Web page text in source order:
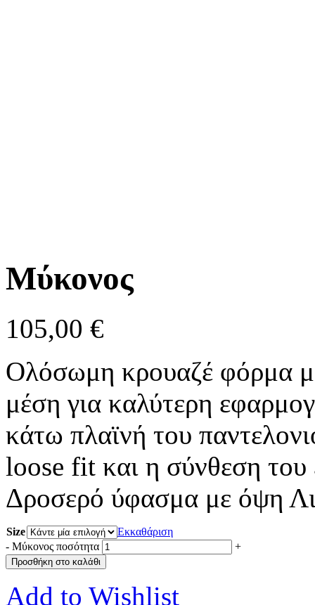
Μύκονος
105,00 €
Ολόσωμη κρουαζέ φόρμα
μέση για καλύτερη
κάτω πλαϊνή του
loose fit και η σύνθεση
Δροσερό ύφασμα με όψη
Size
Εκκαθάριση
- Μύκονος ποσότητα +
Προσθήκη στο καλάθι
Add to Wishlist